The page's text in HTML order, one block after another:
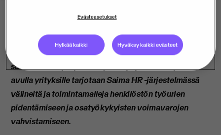
Visma Enterprise Oy ja Kuntoutussäätiö ovat
solmineet yhteistyösopimuksen tavoitteenaan edistää
suomalaisten yritysten kilpailukykyä. Yhteistyön
avulla yrityksille tarjotaan Saima HR -järjestelmässä
välineitä ja toimintamalleja henkilöstön työurien
pidentämiseen ja osatyökykyisten voimavarojen
vahvistamiseen.
Evästeasetukset
Hylkää kaikki Hyväksy kaikki evästeet